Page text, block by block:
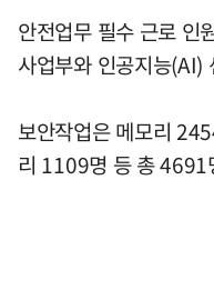
안전업무 필수 근로 인
사업부와 인공지능
보안작업은 메모리
리 1109명 등 총 4691